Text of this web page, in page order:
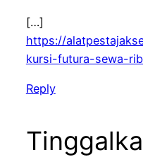
[…]
https://
kursi-futura-sewa-
Reply